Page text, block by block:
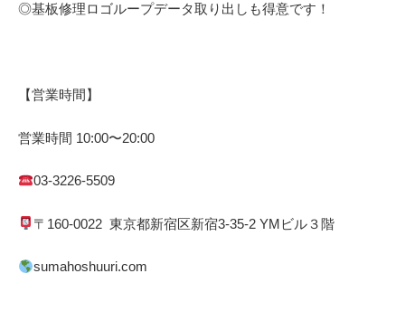
◎基板修理ロゴループデータ取り出しも得意です！
【営業時間】
営業時間 10:00〜20:00
03-3226-5509
〒 160-0022 東京都新宿区新宿3-35-2 YMビル３階
sumahoshuuri.com